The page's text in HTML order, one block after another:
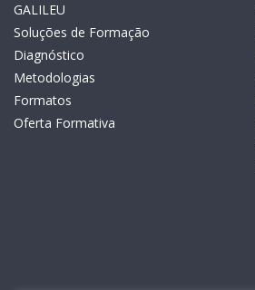
GALILEU
Soluções de Formação
Diagnóstico
Metodologias
Formatos
Oferta Formativa